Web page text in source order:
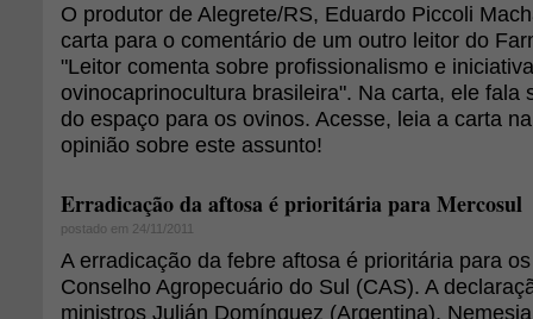
O produtor de Alegrete/RS, Eduardo Piccoli
carta para o comentário de um outro leitor do
"Leitor comenta sobre profissionalismo e
ovinocaprinocultura brasileira". Na carta, ele fala
do espaço para os ovinos. Acesse, leia a carta
opinião sobre este assunto!
Erradicação da aftosa é prioritária para Mercosul
postado em 24/11/2011
A erradicação da febre aftosa é prioritária para
Conselho Agropecuário do Sul (CAS). A
ministros Julián Domínguez (Argentina),